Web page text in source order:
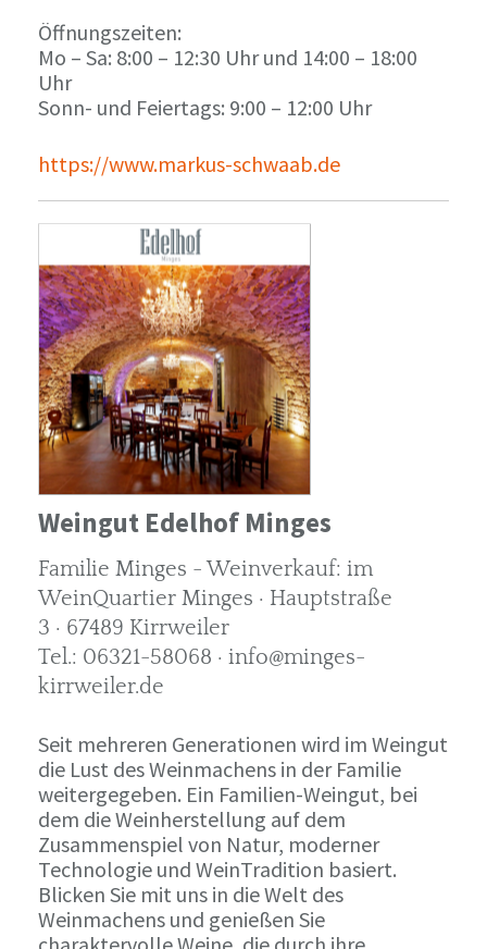
Öffnungszeiten:
Mo – Sa: 8:00 – 12:30 Uhr und 14:00 – 18:00
Uhr
Sonn- und Feiertags: 9:00 – 12:00 Uhr
https://www.markus-schwaab.de
Weingut Edelhof Minges
Familie Minges - Weinverkauf: im
WeinQuartier Minges · Hauptstraße
3 · 67489 Kirrweiler
Tel.: 06321-58068 · info@minges-
kirrweiler.de
Seit mehreren Generationen wird im Weingut
die Lust des Weinmachens in der Familie
weitergegeben. Ein Familien-Weingut, bei
dem die Weinherstellung auf dem
Zusammenspiel von Natur, moderner
Technologie und WeinTradition basiert.
Blicken Sie mit uns in die Welt des
Weinmachens und genießen Sie